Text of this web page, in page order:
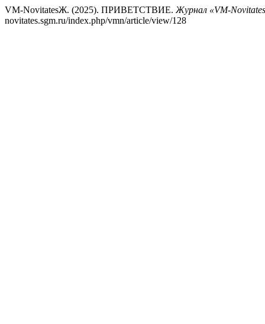
VM-NovitatesЖ. (2025). ПРИВЕТСТВИЕ. Журнал «VM-
novitates.sgm.ru/index.php/vmn/article/view/128